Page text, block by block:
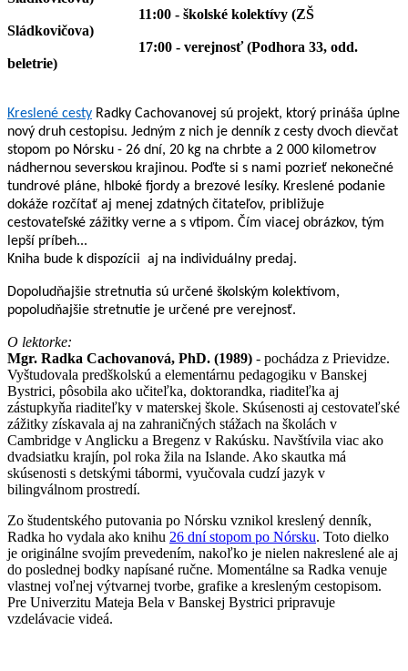
11:00 - školské kolektívy (ZŠ
Sládkovičova)
17:00 - verejnosť (Podhora 33, odd.
beletrie)
Kreslené cesty Radky Cachovanovej sú projekt, ktorý prináša úplne
nový druh cestopisu. Jedným z nich je denník z cesty dvoch dievčat
stopom po Nórsku - 26 dní, 20 kg na chrbte a 2 000 kilometrov
nádhernou severskou krajinou. Poďte si s nami pozrieť nekonečné
tundrové pláne, hlboké fjordy a brezové lesíky. Kreslené podanie
dokáže rozčítať aj menej zdatných čitateľov, približuje
cestovateľské zážitky verne a s vtipom. Čím viacej obrázkov, tým
lepší príbeh...
Kniha bude k dispozícii aj na individuálny predaj.
Dopoludňajšie stretnutia sú určené školským kolektívom,
popoludňajšie stretnutie je určené pre verejnosť.
O lektorke:
Mgr. Radka Cachovanová, PhD. (1989) - pochádza z Prievidze.
Vyštudovala predškolskú a elementárnu pedagogiku v Banskej
Bystrici, pôsobila ako učiteľka, doktorandka, riaditeľka aj
zástupkyňa riaditeľky v materskej škole. Skúsenosti aj cestovateľské
zážitky získavala aj na zahraničných stážach na školách v
Cambridge v Anglicku a Bregenz v Rakúsku. Navštívila viac ako
dvadsiatku krajín, pol roka žila na Islande. Ako skautka má
skúsenosti s detskými tábormi, vyučovala cudzí jazyk v
bilingválnom prostredí.
Zo študentského putovania po Nórsku vznikol kreslený denník,
Radka ho vydala ako knihu 26 dní stopom po Nórsku. Toto dielko
je originálne svojím prevedením, nakoľko je nielen nakreslené ale aj
do poslednej bodky napísané ručne. Momentálne sa Radka venuje
vlastnej voľnej výtvarnej tvorbe, grafike a kresleným cestopisom.
Pre Univerzitu Mateja Bela v Banskej Bystrici pripravuje
vzdelávacie videá.